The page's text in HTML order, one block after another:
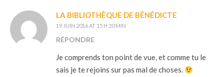
LA BIBLIOTHÈQUE DE BÉNÉDICTE
19 JUIN 2016 AT 15 H 20 MIN
RÉPONDRE
Je comprends ton point de vue, et comme tu le
sais je te rejoins sur pas mal de choses.